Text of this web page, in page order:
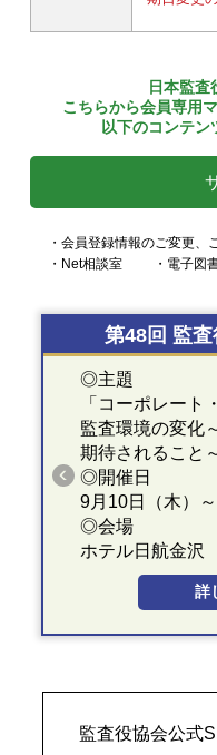
日本監査
こちらから会員専用
以下のコンテン
・会員登録情報のご変更、
・Net相談室
・電子図
第48回 監
◎主題
「コーポレート
監査環境の変化
期待されること～
◎開催日
9月10日（木）
◎会場
ホテル日航金沢
詳
監査役協会公式